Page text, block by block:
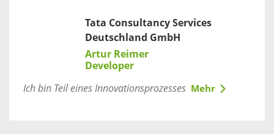
Tata Consultancy Services
Deutschland GmbH
Artur Reimer
Developer
Ich bin Teil eines Innovationsprozesses Mehr